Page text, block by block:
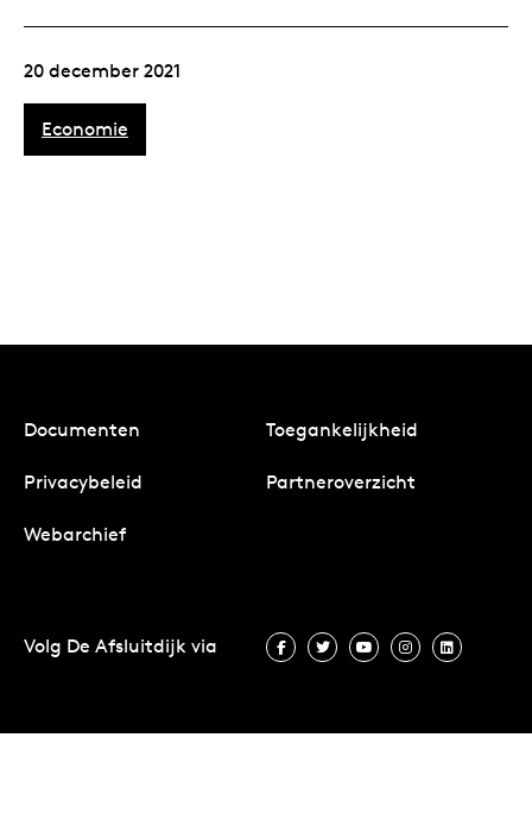
20 december 2021
Economie
Documenten Toegankelijkheid
Privacybeleid Partneroverzicht
Webarchief
Volg De Afsluitdijk via Volg De Afsluitdijk via Facebook
Volg De Afsluitdijk via
Volg De Afsluitdijk via
Volg De